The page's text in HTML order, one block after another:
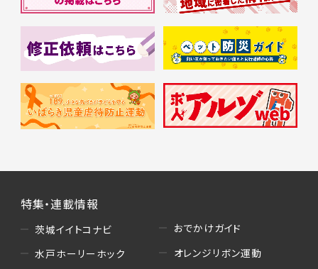
特集・連載情報
茨城イイトコナビ
水戸ホーリーホック
おでかけガイド
オレンジリボン運動